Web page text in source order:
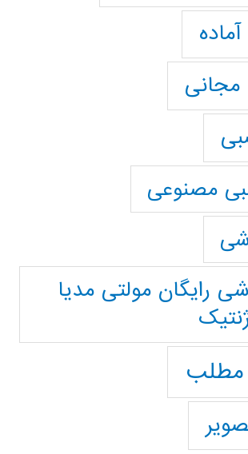
مجانی
مصنوعی
رایگان مولتی مدیا
مطلب